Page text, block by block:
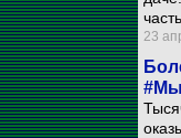
23